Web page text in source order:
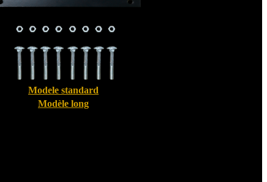
Modele standard
Modèle long